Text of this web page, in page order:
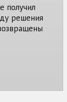
получил
решения